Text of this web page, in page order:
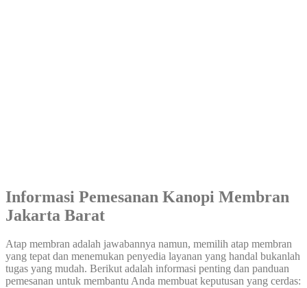
Informasi Pemesanan Kanopi Membran
Jakarta Barat
Atap membran adalah jawabannya namun, memilih atap membran
yang tepat dan menemukan penyedia layanan yang handal bukanlah
tugas yang mudah. Berikut adalah informasi penting dan panduan
pemesanan untuk membantu Anda membuat keputusan yang cerdas: